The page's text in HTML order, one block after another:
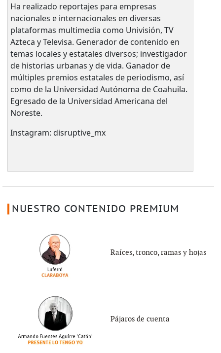
Ha realizado reportajes para empresas
nacionales e internacionales en diversas
plataformas multimedia como Univisión, TV
Azteca y Televisa. Generador de contenido en
temas locales y estatales diversos; investigador
de historias urbanas y de vida. Ganador de
múltiples premios estatales de periodismo, así
como de la Universidad Autónoma de Coahuila.
Egresado de la Universidad Americana del
Noreste.
Instagram: disruptive_mx
NUESTRO CONTENIDO PREMIUM
Raíces, tronco, ramas y hojas
Pájaros de cuenta